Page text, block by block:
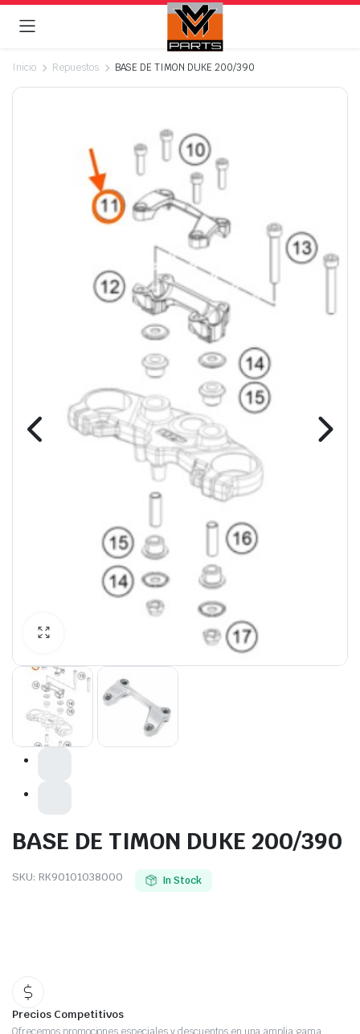
Inicio Repuestos BASE DE TIMON DUKE 200/390
BASE DE TIMON DUKE 200/390
SKU: RK90101038000 In Stock
Precios Competitivos